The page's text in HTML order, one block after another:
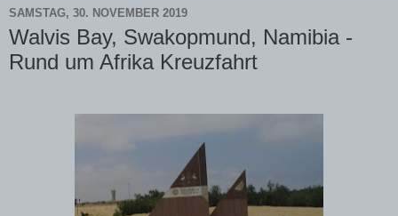
SAMSTAG, 30. NOVEMBER 2019
Walvis Bay, Swakopmund, Namibia -
Rund um Afrika Kreuzfahrt